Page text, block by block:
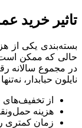
تاثیر خرید
بسته‌بندی یکی از
حالی که ممکن است
در مجموع سالانه
نایلون حبابدار،
از
هزینه
زمان کمتری